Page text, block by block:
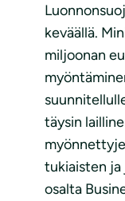
keväällä.
miljoonan
täysin
tukiaisten ja
osalta